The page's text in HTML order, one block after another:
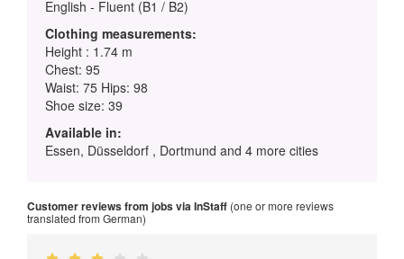
English - Fluent (B1 / B2)
Clothing measurements:
Height : 1.74 m
Chest: 95
Waist: 75 Hips: 98
Shoe size: 39
Available in:
Essen, Düsseldorf , Dortmund and 4 more cities
Customer reviews from jobs via InStaff (one or more reviews
translated from German)